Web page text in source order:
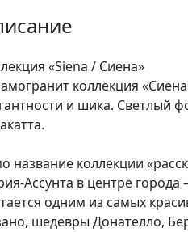
«Siena / Сиена»
коллекция
и шика. Светлый
название коллекции
Ассунта в центре
одним из самых
шедевры Донателло,